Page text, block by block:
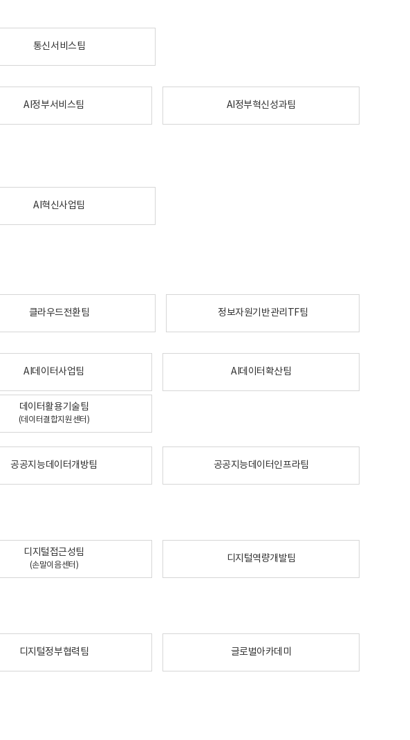
통신서비스팀
AI정부서비스팀 AI정부혁신성과팀
AI혁신사업팀
클라우드전환팀 정보자원기반관리TF팀
AI데이터사업팀 AI데이터확산팀
데이터활용기술팀
(데이터결합지원센터)
공공지능데이터개방팀 공공지능데이터인프라팀
디지털접근성팀
(손말이음센터)
디지털역량개발팀
디지털정부협력팀 글로벌아카데미